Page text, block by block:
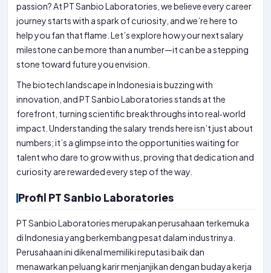
passion? At PT Sanbio Laboratories, we believe every career
journey starts with a spark of curiosity, and we’re here to
help you fan that flame. Let’s explore how your next salary
milestone can be more than a number—it can be a stepping
stone toward future you envision.
The biotech landscape in Indonesia is buzzing with
innovation, and PT Sanbio Laboratories stands at the
forefront, turning scientific breakthroughs into real‑world
impact. Understanding the salary trends here isn’t just about
numbers; it’s a glimpse into the opportunities waiting for
talent who dare to grow with us, proving that dedication and
curiosity are rewarded every step of the way.
Profil PT Sanbio Laboratories
PT Sanbio Laboratories merupakan perusahaan terkemuka
di Indonesia yang berkembang pesat dalam industrinya.
Perusahaan ini dikenal memiliki reputasi baik dan
menawarkan peluang karir menjanjikan dengan budaya kerja